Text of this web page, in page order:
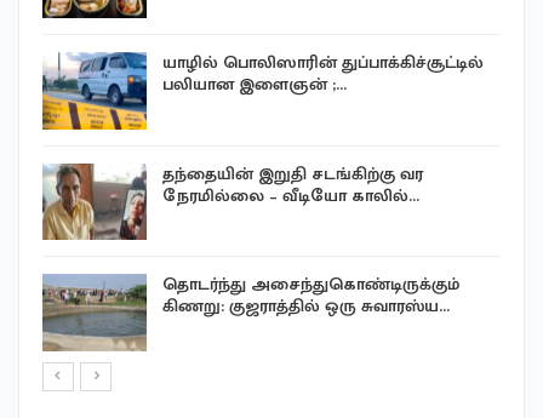
யாழில் பொலிஸாரின் துப்பாக்கிச்சூட்டில்
பலியான இளைஞன் ;…
தந்தையின் இறுதி சடங்கிற்கு வர
நேரமில்லை – வீடியோ காலில்…
தொடர்ந்து அசைந்துகொண்டிருக்கும்
கிணறு: குஜராத்தில் ஒரு சுவாரஸ்ய…